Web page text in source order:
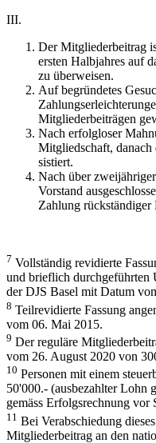
III.
Der Mitgliederbeitrag
ersten Halbjahres auf
zu überweisen.
Auf begründetes
Mitgliederbeiträgen
Nach erfolgloser
Mitgliedschaft,
sistiert.
Nach über
Vorstand
Zahlung rückständiger
7 Vollständig revidierte
und brieflich durchgeführten
der DJS Basel mit Datum
8 Teilrevidierte Fassung
vom 06. Mai 2015.
9 Der reguläre
vom 26. August 2020 von
10 Personen mit einem
50'000.- (ausbezahlter Lohn
gemäss Erfolgsrechnung vor
11 Bei Verabschiedung
Mitgliederbeitrag an den